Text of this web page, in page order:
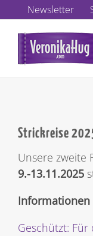
Inhalt
springen
Newsletter
Strickreise
Unsere zweite
9.-13.11.2025
Informationen
Geschützt: Für